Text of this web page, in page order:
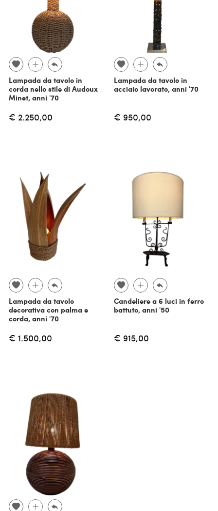
Lampada da tavolo in
corda nello stile di Audoux
Minet, anni '70
€ 2.250,00
Lampada da tavolo in
acciaio lavorato, anni '70
€ 950,00
Lampada da tavolo
decorativa con palma e
corda, anni '70
€ 1.500,00
Candeliere a 6 luci in ferro
battuto, anni '50
€ 915,00